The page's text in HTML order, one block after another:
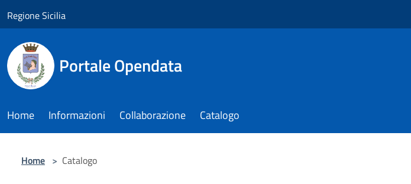
Regione Sicilia
Portale Opendata
Home Informazioni Collaborazione Catalogo
Home > Catalogo